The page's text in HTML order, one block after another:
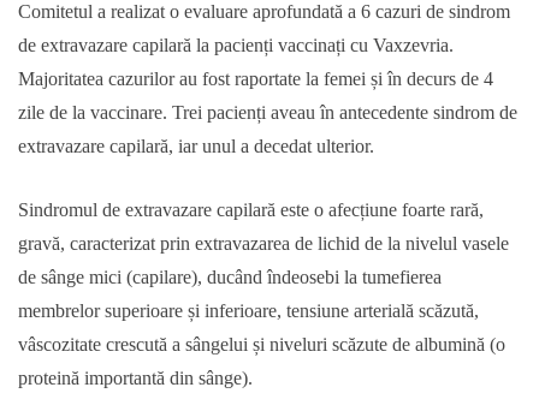
Comitetul a realizat o evaluare aprofundată a 6 cazuri de sindrom
de extravazare capilară la pacienți vaccinați cu Vaxzevria.
Majoritatea cazurilor au fost raportate la femei și în decurs de 4
zile de la vaccinare. Trei pacienți aveau în antecedente sindrom de
extravazare capilară, iar unul a decedat ulterior.
Sindromul de extravazare capilară este o afecțiune foarte rară,
gravă, caracterizat prin extravazarea de lichid de la nivelul vasele
de sânge mici (capilare), ducând îndeosebi la tumefierea
membrelor superioare și inferioare, tensiune arterială scăzută,
vâscozitate crescută a sângelui și niveluri scăzute de albumină (o
proteină importantă din sânge).